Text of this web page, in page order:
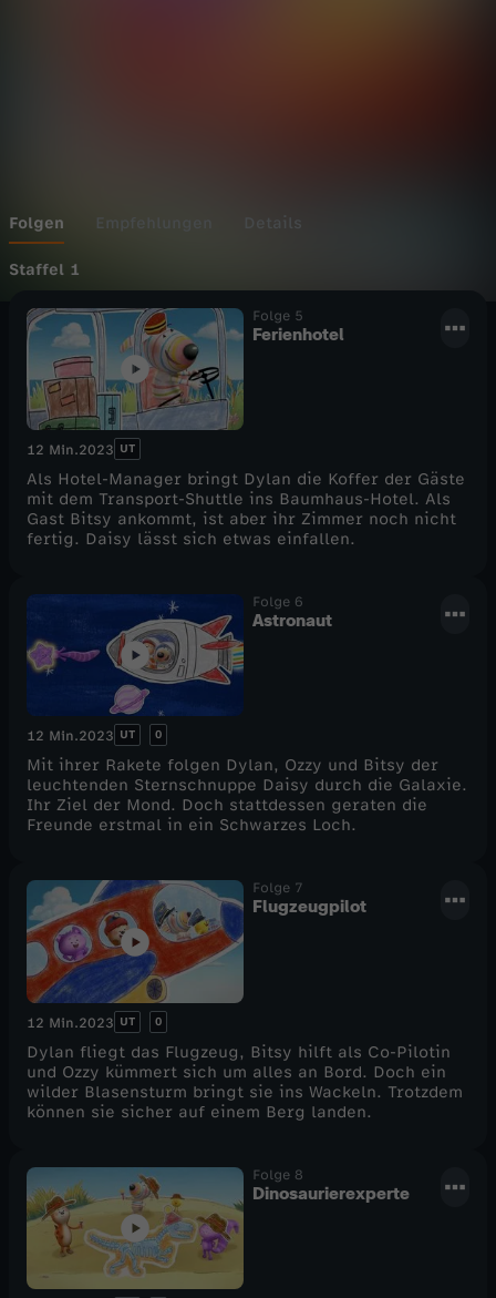
l
i
s
t
e
Folgen Empfehlungen Details
Staffel 1
Folge 5
Ferienhotel
12 Min.2023 UT
Als Hotel-Manager bringt Dylan die Koffer der Gäste
mit dem Transport-Shuttle ins Baumhaus-Hotel. Als
Gast Bitsy ankommt, ist aber ihr Zimmer noch nicht
fertig. Daisy lässt sich etwas einfallen.
Folge 6
Astronaut
12 Min.2023 UT 0
Mit ihrer Rakete folgen Dylan, Ozzy und Bitsy der
leuchtenden Sternschnuppe Daisy durch die Galaxie.
Ihr Ziel der Mond. Doch stattdessen geraten die
Freunde erstmal in ein Schwarzes Loch.
Folge 7
Flugzeugpilot
12 Min.2023 UT 0
Dylan fliegt das Flugzeug, Bitsy hilft als Co-Pilotin
und Ozzy kümmert sich um alles an Bord. Doch ein
wilder Blasensturm bringt sie ins Wackeln. Trotzdem
können sie sicher auf einem Berg landen.
Folge 8
Dinosaurierexperte